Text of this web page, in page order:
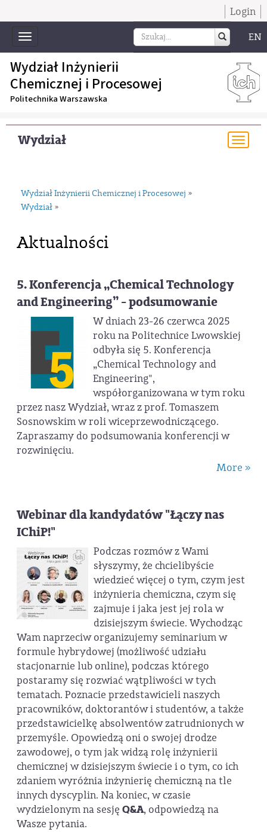
Login
Toggle
navigation
EN
Wydział Inżynierii
Chemicznej i Procesowej
Politechnika Warszawska
Wydział
Wydział Inżynierii Chemicznej i Procesowej »
Wydział »
Aktualności
5. Konferencja „Chemical Technology
and Engineering” - podsumowanie
W dniach 23-26 czerwca 2025
roku na Politechnice Lwowskiej
odbyła się 5. Konferencja
„Chemical Technology and
Engineering",
współorganizowana w tym roku
przez nasz Wydział, wraz z prof. Tomaszem
Sosnowskim w roli wiceprzewodniczącego.
Zapraszamy do podsumowania konferencji w
rozwinięciu.
More »
Webinar dla kandydatów "Łączy nas
IChiP!"
Podczas rozmów z Wami
słyszymy, że chcielibyście
wiedzieć więcej o tym, czym jest
inżynieria chemiczna, czym się
zajmuje i jaka jest jej rola w
dzisiejszym świecie. Wychodząc
Wam naprzeciw organizujemy seminarium w
formule hybrydowej (możliwość udziału
stacjonarnie lub online), podczas którego
postaramy się rozwiać wątpliwości w tych
tematach. Poznacie przedstawicieli naszych
pracowników, doktorantów i studentów, a także
przedstawicielkę absolwentów zatrudnionych w
przemyśle. Opowiedzą oni o swojej drodze
zawodowej, o tym jak widzą rolę inżynierii
chemicznej w dzisiejszym świecie i o tym, co ich
zdaniem wyróżnia inżynierię chemiczną na tle
innych dyscyplin. Na koniec, w czasie
wydzielonym na sesję Q&A, odpowiedzą na
Wasze pytania.